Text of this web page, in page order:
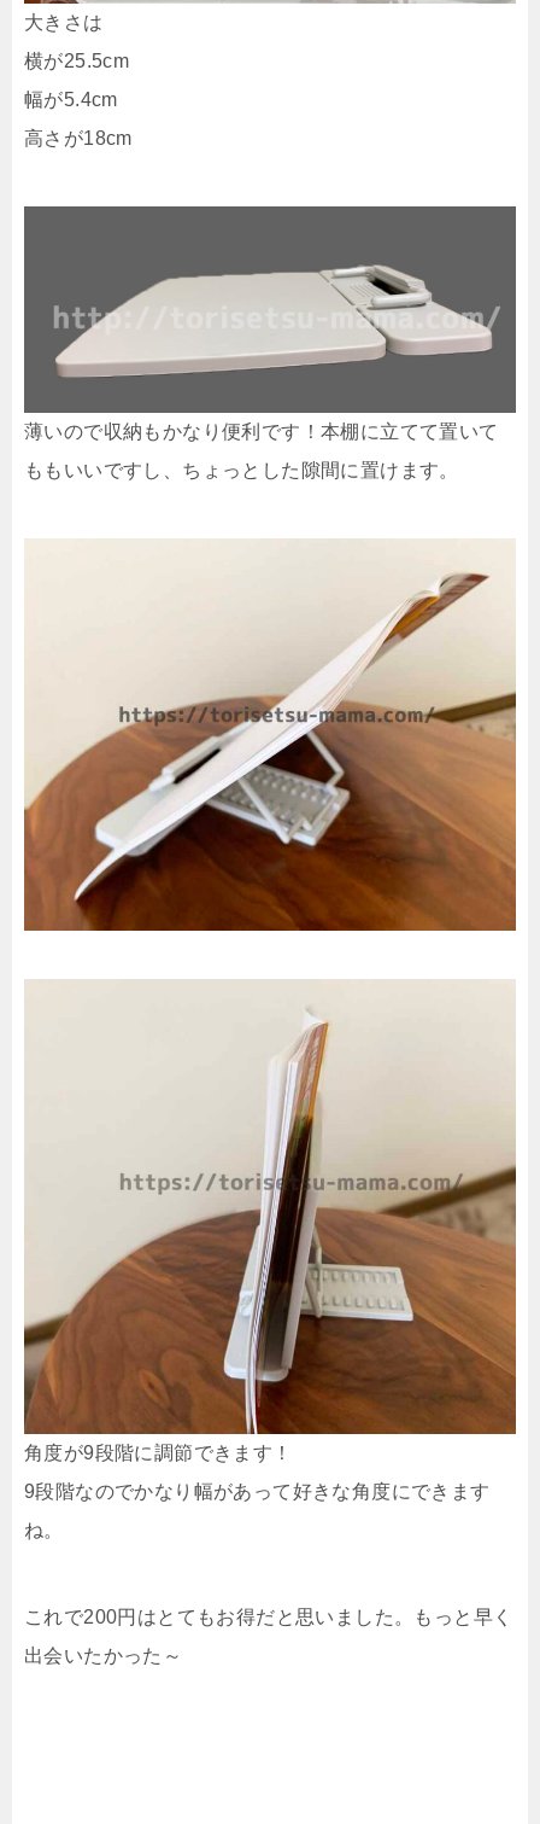
大きさは
横が25.5cm
幅が5.4cm
高さが18cm
薄いので収納もかなり便利です！本棚に立てて置いて
ももいいですし、ちょっとした隙間に置けます。
角度が9段階に調節できます！
9段階なのでかなり幅があって好きな角度にできます
ね。
これで200円はとてもお得だと思いました。もっと早く
出会いたかった～